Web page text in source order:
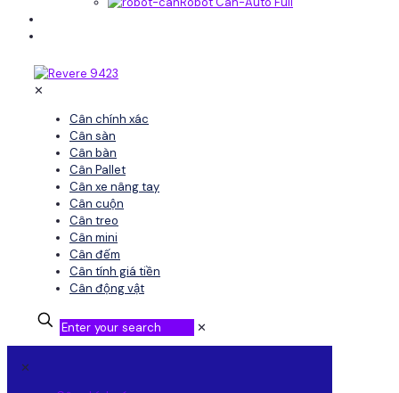
✕
Cân chính xác
Cân sàn
Cân bàn
Cân Pallet
Cân xe nâng tay
Cân cuộn
Cân treo
Cân mini
Cân đếm
Cân tính giá tiền
Cân động vật
✕
✕